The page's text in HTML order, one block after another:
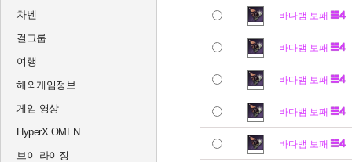
차벤
걸그룹
여행
해외게임정보
게임 영상
HyperX OMEN
브이 라이징
바다뱀 보패
바다뱀 보패
바다뱀 보패
바다뱀 보패
바다뱀 보패